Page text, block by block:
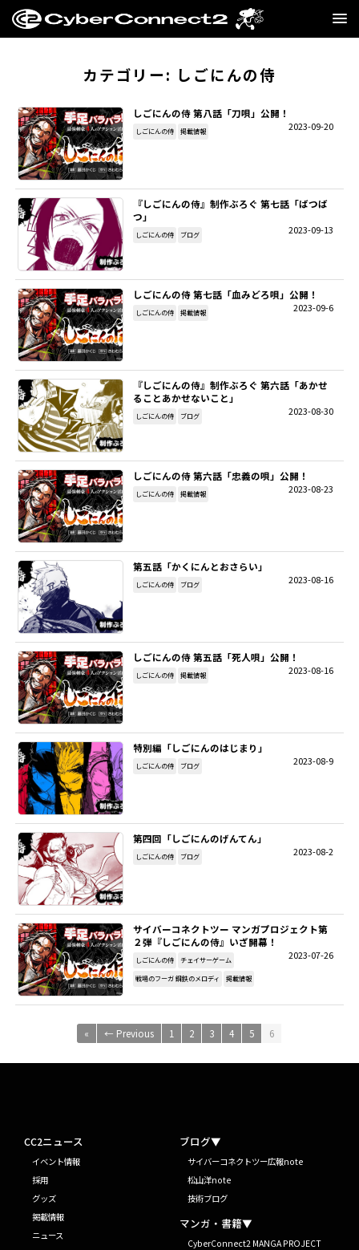
MANGA・NOVEL
CC2STORE
COMPANY
RECRUIT
SITEMAP
カテゴリー: しごにんの侍
しごにんの侍 第八話「刀唄」公開！
2023-09-20
しごにんの侍 掲載情報
『しごにんの侍』制作ぶろぐ 第七話「ばつば
つ」
2023-09-13
しごにんの侍 ブログ
しごにんの侍 第七話「血みどろ唄」公開！
2023-09-6
しごにんの侍 掲載情報
『しごにんの侍』制作ぶろぐ 第六話「あかせ
ることあかせないこと」
2023-08-30
しごにんの侍 ブログ
しごにんの侍 第六話「忠義の唄」公開！
2023-08-23
しごにんの侍 掲載情報
第五話「かくにんとおさらい」
2023-08-16
しごにんの侍 ブログ
しごにんの侍 第五話「死人唄」公開！
2023-08-16
しごにんの侍 掲載情報
特別編「しごにんのはじまり」
2023-08-9
しごにんの侍 ブログ
第四回「しごにんのげんてん」
2023-08-2
しごにんの侍 ブログ
サイバーコネクトツー マンガプロジェクト第
２弾『しごにんの侍』いざ開幕！
2023-07-26
しごにんの侍 チェイサーゲーム
戦場のフーガ 鋼鉄のメロディ 掲載情報
« ← Previous 1 2 3 4 5 6
CC2ニュース
イベント情報
採用
グッズ
掲載情報
ニュース
ブログ▼
サイバーコネクトツー広報note
松山洋note
技術ブログ
マンガ・書籍▼
CyberConnect2 MANGA PROJECT